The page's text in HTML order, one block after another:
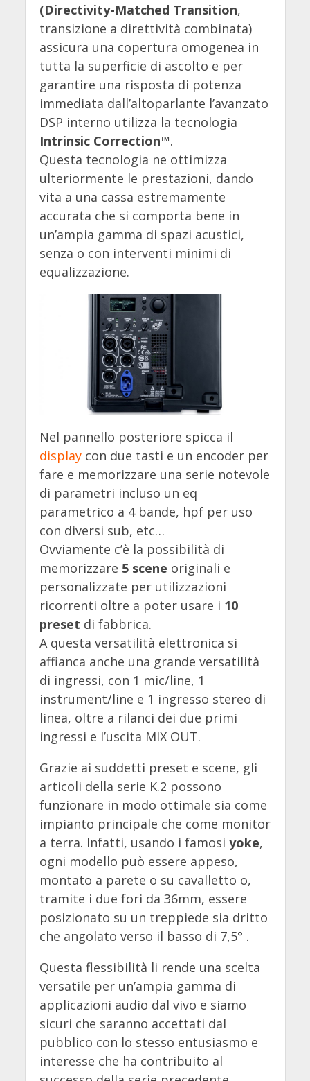
(Directivity-Matched Transition,
transizione a direttività combinata)
assicura una copertura omogenea in
tutta la superficie di ascolto e per
garantire una risposta di potenza
immediata dall’altoparlante l’avanzato
DSP interno utilizza la tecnologia
Intrinsic Correction™.
Questa tecnologia ne ottimizza
ulteriormente le prestazioni, dando
vita a una cassa estremamente
accurata che si comporta bene in
un’ampia gamma di spazi acustici,
senza o con interventi minimi di
equalizzazione.
Nel pannello posteriore spicca il
displaycon due tasti e un encoder per
fare e memorizzare una serie notevole
di parametri incluso un eq
parametrico a 4 bande, hpf per uso
con diversi sub, etc…
Ovviamente c’è la possibilità di
memorizzare 5 scene originali e
personalizzate per utilizzazioni
ricorrenti oltre a poter usare i 10
preset di fabbrica.
A questa versatilità elettronica si
affianca anche una grande versatilità
di ingressi, con 1 mic/line, 1
instrument/line e 1 ingresso stereo di
linea, oltre a rilanci dei due primi
ingressi e l’uscita MIX OUT.
Grazie ai suddetti preset e scene, gli
articoli della serie K.2 possono
funzionare in modo ottimale sia come
impianto principale che come monitor
a terra. Infatti, usando i famosi yoke,
ogni modello può essere appeso,
montato a parete o su cavalletto o,
tramite i due fori da 36mm, essere
posizionato su un treppiede sia dritto
che angolato verso il basso di 7,5° .
Questa flessibilità li rende una scelta
versatile per un’ampia gamma di
applicazioni audio dal vivo e siamo
sicuri che saranno accettati dal
pubblico con lo stesso entusiasmo e
interesse che ha contribuito al